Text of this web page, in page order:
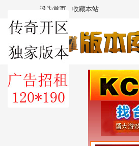
设为首页 收藏本站